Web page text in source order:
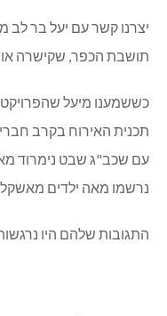
יצרנו קשר עם יעל בר לב
תושבת הכפר, שקישרה
כששמענו מיעל
תכנית האירוח בקרב
עם שכב"ג שבט נימרוד
נרשמו מאה ילדים
התגובות שלהם היו